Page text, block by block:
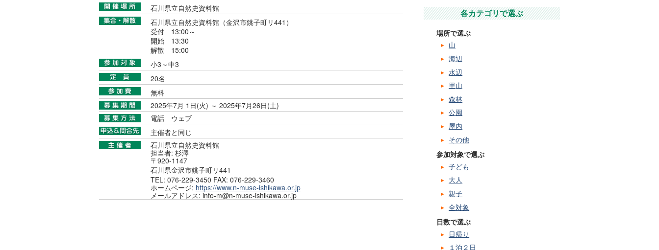
石川県立自然史資料館
石川県立自然史資料館（金沢市銚子町リ441）
受付 13:00～
開始 13:30
解散 15:00
小3～中3
20名
無料
2025年7月 1日(火) ～ 2025年7月26日(土)
電話
ウェブ
主催者と同じ
石川県立自然史資料館
担当者: 杉澤
〒920-1147
石川県金沢市銚子町リ441
TEL: 076-229-3450 FAX: 076-229-3460
ホームページ: https://www.n-muse-ishikawa.or.jp
メールアドレス: info-m@n-muse-ishikawa.or.jp
各カテゴリで選ぶ
場所で選ぶ
山
海辺
水辺
里山
森林
公園
屋内
その他
参加対象で選ぶ
子ども
大人
親子
全対象
日数で選ぶ
日帰り
１泊２日